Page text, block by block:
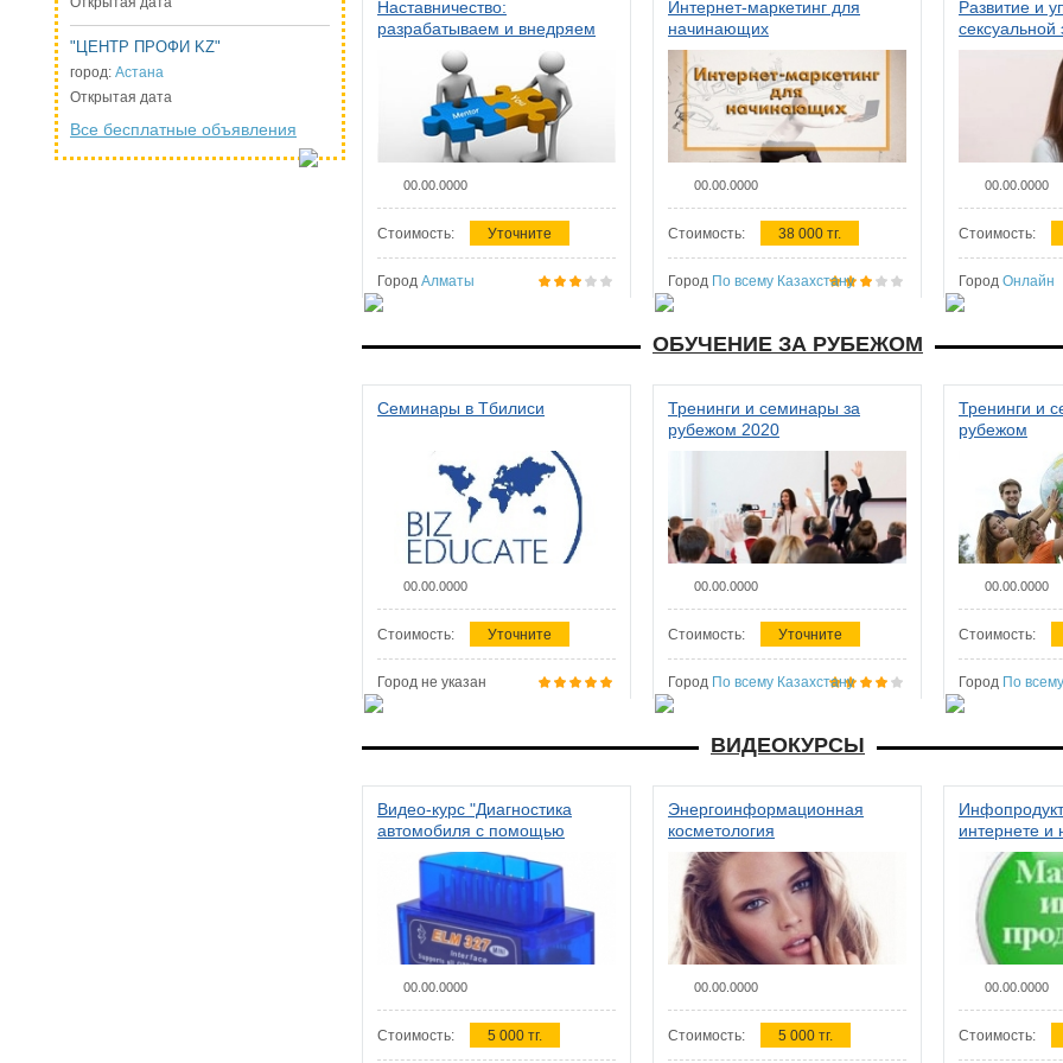
"ЦЕНТР ПРОФИ KZ"
город: Астана
Открытая дата
Все бесплатные объявления
Наставничество:
разрабатываем и внедряем
систему наставничества в
организации
00.00.0000
Стоимость: Уточните
Город Алматы
Интернет-маркетинг для
начинающих
00.00.0000
Стоимость: 38 000 тг.
Город По всему Казахстану
Развитие и
сексуальной
женщин
00.00.0000
Стоимость:
Город Онлайн
ОБУЧЕНИЕ ЗА РУБЕЖОМ
Семинары в Тбилиси
00.00.0000
Стоимость: Уточните
Город не указан
Тренинги и семинары за
рубежом 2020
00.00.0000
Стоимость: Уточните
Город По всему Казахстану
Тренинги и
рубежом
00.00.0000
Стоимость:
Город По
ВИДЕОКУРСЫ
Видео-курс "Диагностика
автомобиля с помощью
сканера ELM 327"
00.00.0000
Стоимость: 5 000 тг.
Энергоинформационная
косметология
00.00.0000
Стоимость: 5 000 тг.
интернете и
00.00.0000
Стоимость: